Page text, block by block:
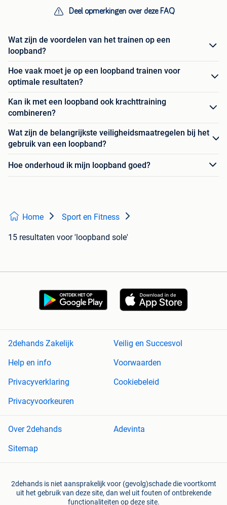
Deel opmerkingen over deze FAQ
Wat zijn de voordelen van het trainen op een
loopband?
Hoe vaak moet je op een loopband trainen voor
optimale resultaten?
Kan ik met een loopband ook krachttraining
combineren?
Wat zijn de belangrijkste veiligheidsmaatregelen bij het
gebruik van een loopband?
Hoe onderhoud ik mijn loopband goed?
Home Sport en Fitness
15 resultaten voor 'loopband sole'
2dehands Zakelijk
Veilig en Succesvol
Help en info
Voorwaarden
Privacyverklaring
Cookiebeleid
Privacyvoorkeuren
Over 2dehands
Adevinta
Sitemap
2dehands is niet aansprakelijk voor (gevolg)schade die voortkomt
uit het gebruik van deze site, dan wel uit fouten of ontbrekende
functionaliteiten op deze site.